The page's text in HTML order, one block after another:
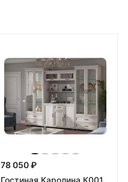
78 050 ₽
Гостиная Каролина К001